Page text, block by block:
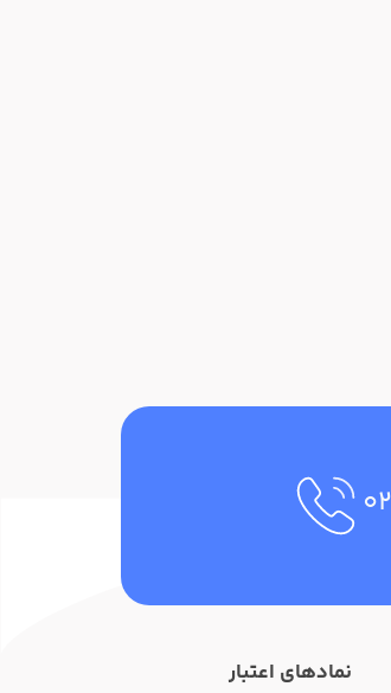
نمادهای اعتبار